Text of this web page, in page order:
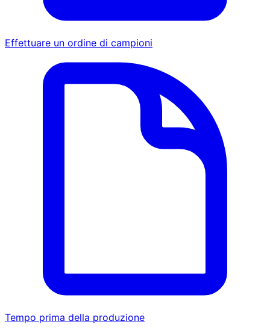
Effettuare un ordine di campioni
Tempo prima della produzione